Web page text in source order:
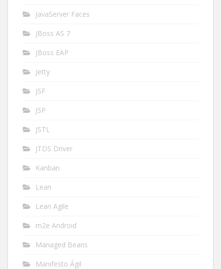
JavaServer Faces
JBoss AS 7
JBoss EAP
Jetty
JSF
JSP
JSTL
JTDS Driver
Kanban
Lean
Lean Agile
m2e Android
Managed Beans
Manifesto Ágil